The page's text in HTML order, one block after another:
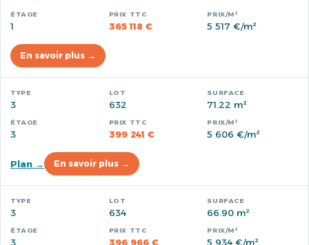
1 365 118 € 5 517 €/m²
En savoir plus →
3 632 71.22 m²
3 399 241 € 5 606 €/m²
Plan → En savoir plus →
3 634 66.90 m²
3 396 966 € 5 934 €/m²